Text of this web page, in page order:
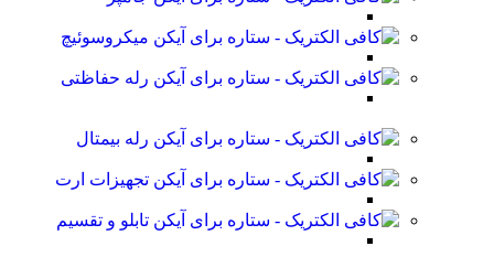
میکروسوئیچ
رله حفاظتی
رله بیمتال
تجهیزات ارت
تابلو و تقسیم